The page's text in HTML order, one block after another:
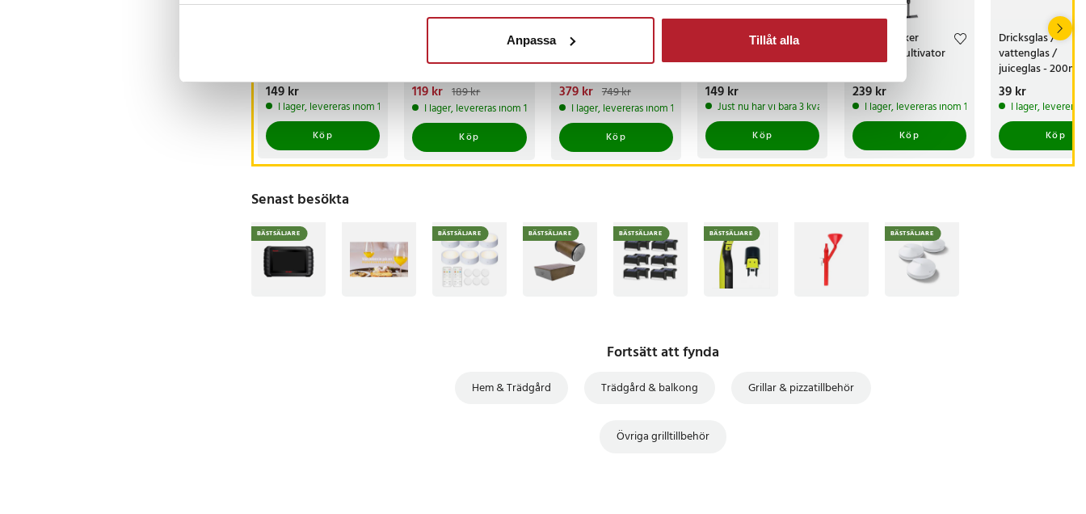
Anpassa Tillåt alla
Pris:149 kr
149 kr
I lager, levereras inom 1-2 vardagar
Köp
Airfryer 20cm -
Medium
Nuvarande pris
119 krTidigare pris:
189 kr
119 kr 189 kr
I lager, levereras inom 1-2 vardagar
Köp
Grillnät i rostfritt
Nuvarande pris
379 krTidigare pris:
749 kr
379 kr 749 kr
I lager, levereras inom 1-2 vardagar
Köp
Dricksglas plast 6-
och cocktails /
diskmaskinssäkra glas
Pris :149 kr
149 kr
Just nu har vi bara 3 kvar av denna produkt
Köp
Black+Decker
Teleskop Kultivator
Pris:239 kr
239 kr
I lager, levereras inom 1-2 vardagar
Köp
Dricksglas /
vattenglas /
juiceglas - 200ml
pack
Pris:39 kr
39 kr
I lager,
Köp
Senast besökta
BÄSTSÄLJARE BÄSTSÄLJARE BÄSTSÄLJARE BÄSTSÄLJARE BÄSTSÄLJARE BÄSTSÄLJARE
Fortsätt att fynda
Hem & Trädgård Trädgård & balkong Grillar & pizzatillbehör
Övriga grilltillbehör